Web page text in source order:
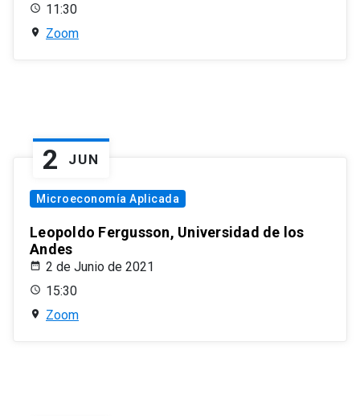
11:30
Zoom
2 JUN
Microeconomía Aplicada
Leopoldo Fergusson, Universidad de los
Andes
2 de Junio de 2021
15:30
Zoom